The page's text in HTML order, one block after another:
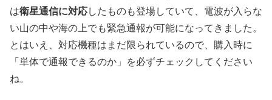
は衛星通信に対応したものも登場していて、電波が入らな
い山の中や海の上でも緊急通報が可能になってきました。
とはいえ、対応機種はまだ限られているので、購入時に
「単体で通報できるのか」を必ずチェックしてください
ね。